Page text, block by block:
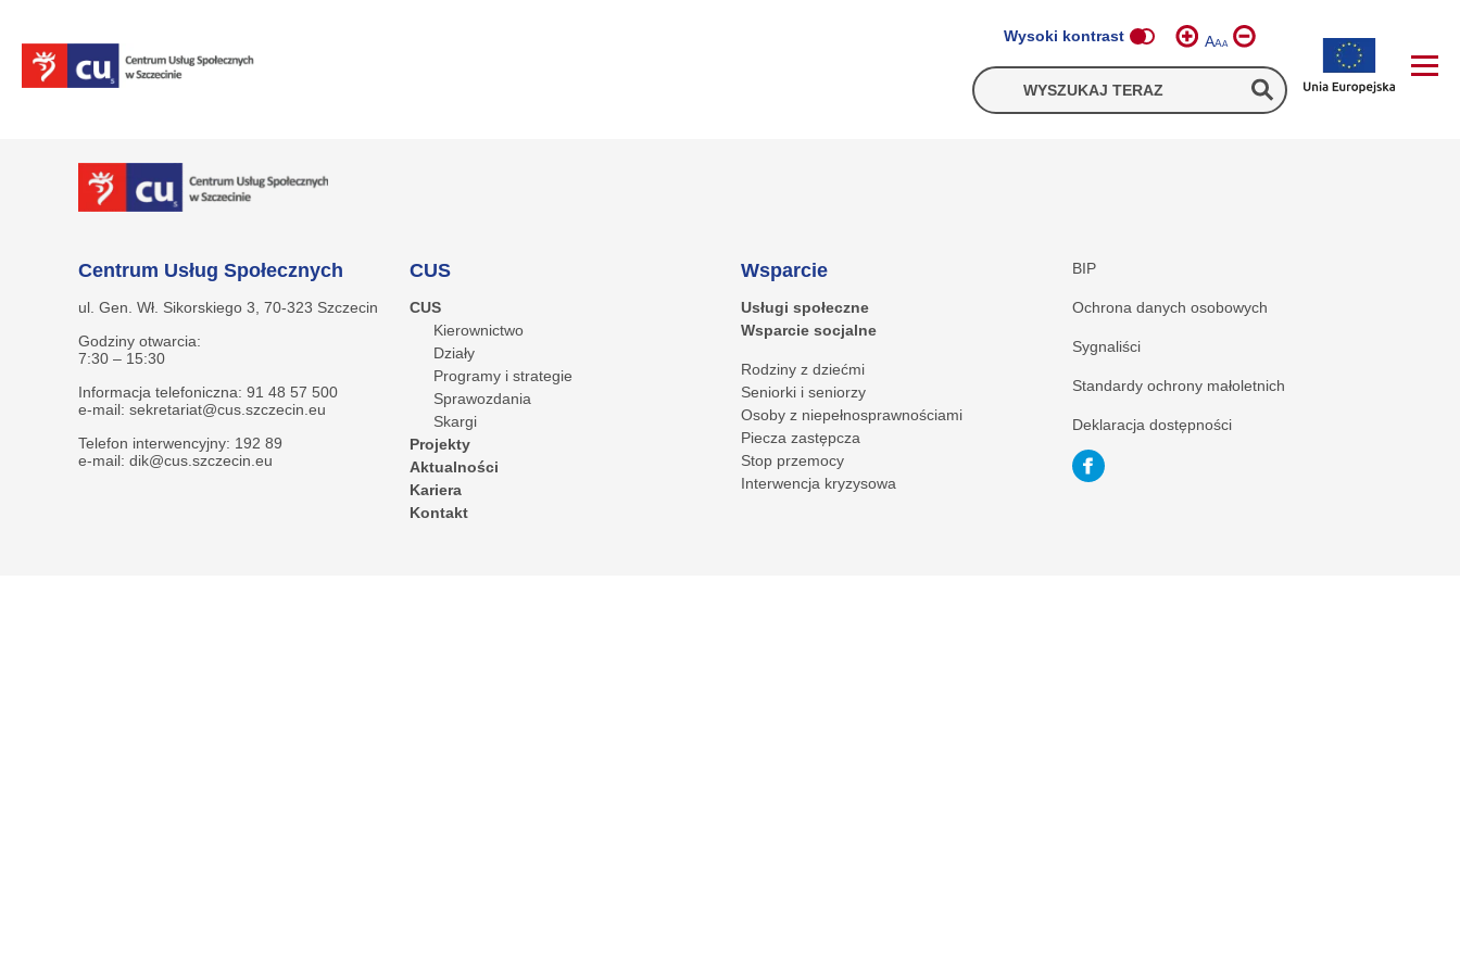
Wysoki kontrast AAA
Centrum Usług Społecznych
ul. Gen. Wł. Sikorskiego 3, 70-323 Szczecin
Godziny otwarcia:
7:30 – 15:30
Informacja telefoniczna: 91 48 57 500
e-mail: sekretariat@cus.szczecin.eu
Telefon interwencyjny: 192 89
e-mail: dik@cus.szczecin.eu
CUS
CUS
Kierownictwo
Działy
Programy i strategie
Sprawozdania
Skargi
Projekty
Aktualności
Kariera
Kontakt
Wsparcie
Usługi społeczne
Wsparcie socjalne
Rodziny z dziećmi
Seniorki i seniorzy
Osoby z niepełnosprawnościami
Piecza zastępcza
Stop przemocy
Interwencja kryzysowa
BIP
Ochrona danych osobowych
Sygnaliści
Standardy ochrony małoletnich
Deklaracja dostępności